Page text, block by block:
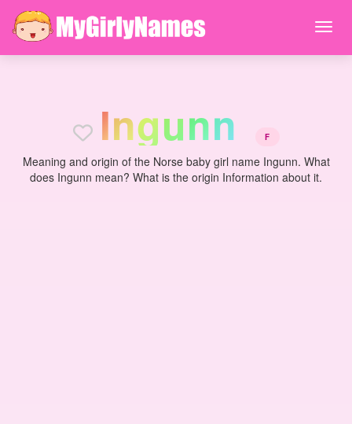
Ingunn F
Meaning and origin of the Norse baby girl name Ingunn. What
does Ingunn mean? What is the origin Information about it.